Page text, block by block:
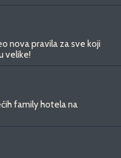
nova pravila za sve koji
velike!
family hotela na